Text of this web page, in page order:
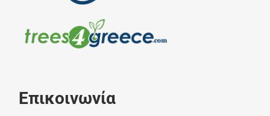
Επικοινωνία